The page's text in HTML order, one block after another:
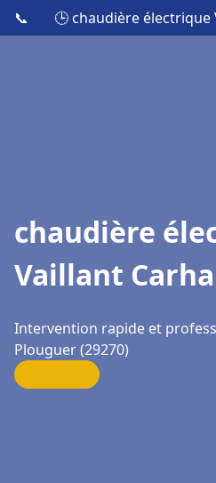
📞 🕒 chaudière
chaudière
Vaillant
Intervention rapide et
Plouguer (29270)